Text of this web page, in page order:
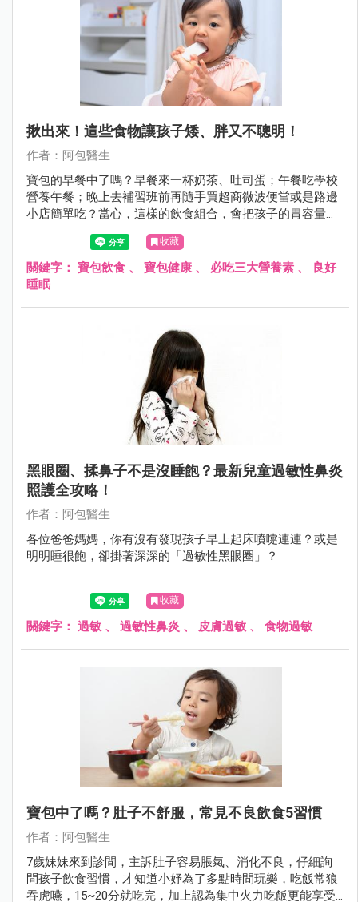
揪出來！這些食物讓孩子矮、胖又不聰明！
作者：阿包醫生
寶包的早餐中了嗎？早餐來一杯奶茶、吐司蛋；午餐吃學校
營養午餐；晚上去補習班前再隨手買超商微波便當或是路邊
小店簡單吃？當心，這樣的飲食組合，會把孩子的胃容量佔
滿，也無法多攝取營養價值更高的食物。
收藏
關鍵字： 寶包飲食 、 寶包健康 、 必吃三大營養素 、
良好
睡眠
黑眼圈、揉鼻子不是沒睡飽？最新兒童過敏性鼻炎
照護全攻略！
作者：阿包醫生
各位爸爸媽媽，你有沒有發現孩子早上起床噴嚏連連？或是
明明睡很飽，卻掛著深深的「過敏性黑眼圈」？
收藏
關鍵字： 過敏 、 過敏性鼻炎 、 皮膚過敏 、 食物過敏
寶包中了嗎？肚子不舒服，常見不良飲食5習慣
作者：阿包醫生
7歲妹妹來到診間，主訴肚子容易脹氣、消化不良，仔細詢
問孩子飲食習慣，才知道小妤為了多點時間玩樂，吃飯常狼
吞虎嚥，15~20分就吃完，加上認為集中火力吃飯更能享受